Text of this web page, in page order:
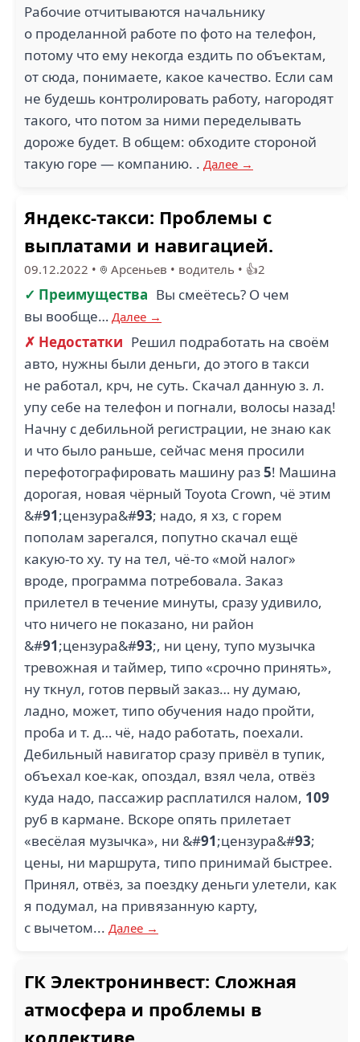
1
GENERAL SITE (1)
3.5
THE GROUP (1)
ВОСТОКСПЕЦТЕХНИКА
МЕТАЛЛЭНЕРГО
СЕВЕРО ЗАПАД (1) ЛУКОМ А (1)
GRUPO CORTEFIEL
SPRINGFIELD,
WOMENSECRET (1)
Рабочие отчитываются начальнику
о проделанной работе по фото на телефон,
потому что ему некогда ездить по объектам,
от сюда, понимаете, какое качество. Если сам
не будешь контролировать работу, нагородят
такого, что потом за ними переделывать
дороже будет. В общем: обходите стороной
такую горе — компанию. . Далее →
Яндекс-такси: Проблемы с
выплатами и навигацией.
09.12.2022 • Арсеньев • водитель • 👍2
✓ Преимущества Вы смеётесь? О чем
вы вообще… Далее →
✗ Недостатки Решил подработать на своём
авто, нужны были деньги, до этого в такси
не работал, крч, не суть. Скачал данную з. л.
упу себе на телефон и погнали, волосы назад!
Начну с дебильной регистрации, не знаю как
и что было раньше, сейчас меня просили
перефотографировать машину раз5! Машина
дорогая, новая чёрный Toyota Crown, чё этим
&#91;цензура&#93; надо, я хз, с горем
пополам зарегался, попутно скачал ещё
какую-то ху. ту на тел, чё-то «мой налог»
вроде, программа потребовала. Заказ
прилетел в течение минуты, сразу удивило,
что ничего не показано, ни район
&#91;цензура&#93;, ни цену, тупо музычка
тревожная и таймер, типо «срочно принять»,
ну ткнул, готов первый заказ… ну думаю,
ладно, может, типо обучения надо пройти,
проба и т. д… чё, надо работать, поехали.
Дебильный навигатор сразу привёл в тупик,
объехал кое-как, опоздал, взял чела, отвёз
куда надо, пассажир расплатился налом, 109
руб в кармане. Вскоре опять прилетает
«весёлая музычка», ни &#91;цензура&#93;
цены, ни маршрута, типо принимай быстрее.
Принял, отвёз, за поездку деньги улетели, как
я подумал, на привязанную карту,
с вычетом... Далее →
ГК Электронинвест: Сложная
атмосфера и проблемы в
коллективе